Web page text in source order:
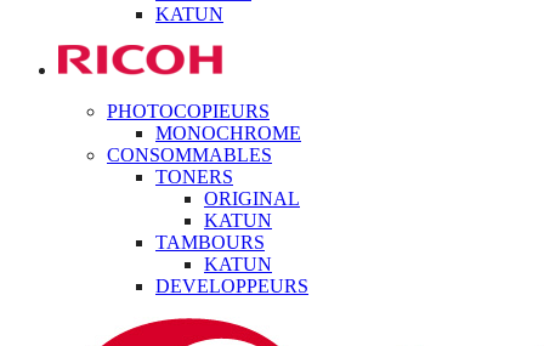
KATUN
PHOTOCOPIEURS
MONOCHROME
CONSOMMABLES
TONERS
ORIGINAL
KATUN
TAMBOURS
KATUN
DEVELOPPEURS